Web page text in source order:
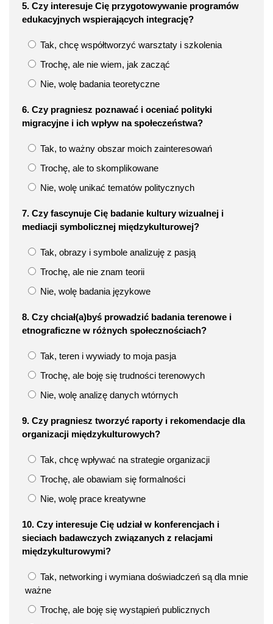
5. Czy interesuje Cię przygotowywanie programów
edukacyjnych wspierających integrację?
Tak, chcę współtworzyć warsztaty i szkolenia
Trochę, ale nie wiem, jak zacząć
Nie, wolę badania teoretyczne
6. Czy pragniesz poznawać i oceniać polityki
migracyjne i ich wpływ na społeczeństwa?
Tak, to ważny obszar moich zainteresowań
Trochę, ale to skomplikowane
Nie, wolę unikać tematów politycznych
7. Czy fascynuje Cię badanie kultury wizualnej i
mediacji symbolicznej międzykulturowej?
Tak, obrazy i symbole analizuję z pasją
Trochę, ale nie znam teorii
Nie, wolę badania językowe
8. Czy chciał(a)byś prowadzić badania terenowe i
etnograficzne w różnych społecznościach?
Tak, teren i wywiady to moja pasja
Trochę, ale boję się trudności terenowych
Nie, wolę analizę danych wtórnych
9. Czy pragniesz tworzyć raporty i rekomendacje dla
organizacji międzykulturowych?
Tak, chcę wpływać na strategie organizacji
Trochę, ale obawiam się formalności
Nie, wolę prace kreatywne
10. Czy interesuje Cię udział w konferencjach i
sieciach badawczych związanych z relacjami
międzykulturowymi?
Tak, networking i wymiana doświadczeń są dla mnie
ważne
Trochę, ale boję się wystąpień publicznych